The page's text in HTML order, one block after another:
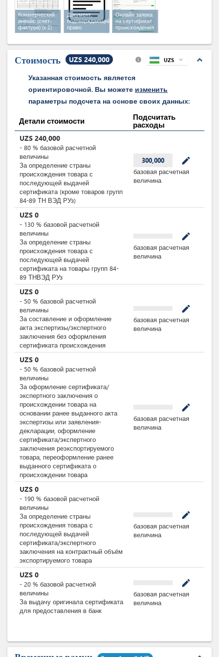
Коммерческий
инвойс (счет-
фактура) (x 2)
Документ,
подтверждающий
право
пользования
земельным
участком(x 2)
Онлайн заявка
на сертификат
происхождения
Стоимость UZS 240,000 expand_less
info UZS expand_more
Указанная стоимость является
ориентировочной. Вы можете изменить
параметры подсчета на основе своих данных:
Детали стоимости
Подсчитать
расходы
UZS 240,000
- 80 % базовой расчетной
величины
За определение страны
происхождения товара с
последующей выдачей
сертификата (кроме товаров групп
84-89 ТН ВЭД РУз)
300,000 mode_edit
базовая расчетная
величина
UZS 0
- 130 % базовой расчетной
величины
За определение страны
происхождения товара с
последующей выдачей
сертификата на товары групп 84-
89 ТНВЭД РУз
mode_edit
базовая расчетная
величина
UZS 0
- 50 % базовой расчетной
величины
За составление и оформление
акта экспертизы/экспертного
заключения без оформления
сертификата происхождения
mode_edit
базовая расчетная
величина
UZS 0
- 50 % базовой расчетной
величины
За оформление сертификата/
экспертного заключения о
происхождении товара на
основании ранее выданного акта
экспертизы или заявления-
декларации, оформление
сертификата/экспертного
заключения реэкспортируемого
товара, переоформление ранее
выданного сертификата о
происхождении товара
mode_edit
базовая расчетная
величина
UZS 0
- 190 % базовой расчетной
величины
За определение страны
происхождения товара с
последующей выдачей
сертификата/экспертного
заключения на контрактный объём
экспортируемого товара
mode_edit
базовая расчетная
величина
UZS 0
- 20 % базовой расчетной
величины
За выдачу оригинала сертификата
для предоставления в банк
mode_edit
базовая расчетная
величина